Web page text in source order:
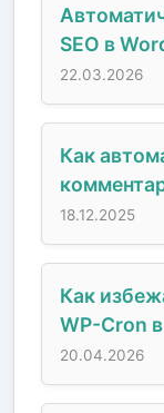
SEO в
22.03.2026
Как
18.12.2025
Как
WP-Cron
20.04.2026